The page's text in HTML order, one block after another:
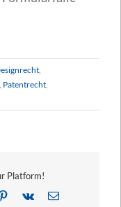
Patentrecht
Platform!
Pinterest
Vk
E-